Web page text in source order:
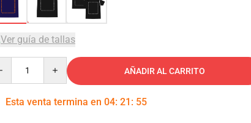
Ver guía de tallas
AÑADIR AL CARRITO
Esta venta termina en 04: 21 : 54